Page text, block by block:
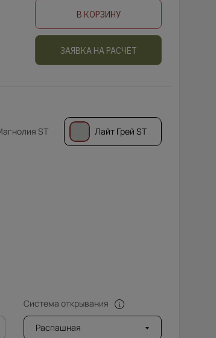
В КОРЗИНУ
ЗАЯВКА НА РАСЧЁТ
ST Лайт Грей ST
Система открывания
Распашная